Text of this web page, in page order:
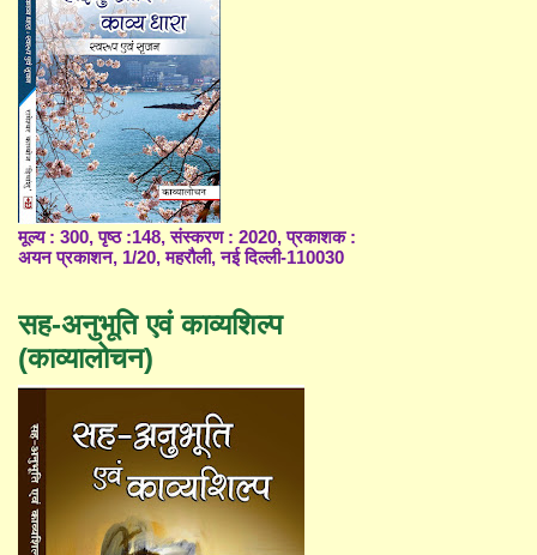
मूल्य : 300, पृष्ठ :148, संस्करण : 2020, प्रकाशक :
अयन प्रकाशन, 1/20, महरौली, नई दिल्ली-110030
सह-अनुभूति एवं काव्यशिल्प
(काव्यालोचन)